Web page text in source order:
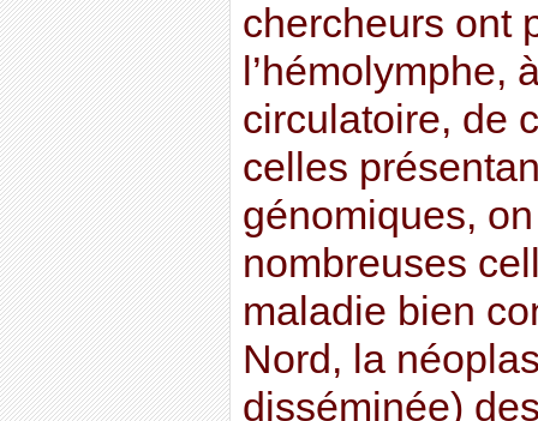
chercheurs ont
l’hémolymphe,
circulatoire, de
celles
génomiques,
nombreuses
maladie bien
Nord, la
disséminée)